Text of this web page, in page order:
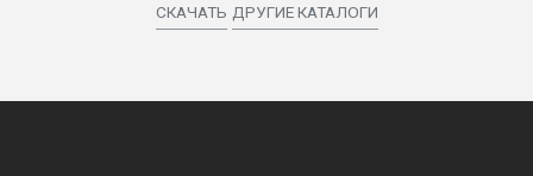
СКАЧАТЬ ДРУГИЕ КАТАЛОГИ